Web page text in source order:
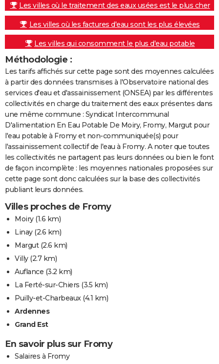
Les villes où le traitement des eaux usées est le plus cher
Les villes où les factures d'eau sont les plus élevées
Les villes qui consomment le plus d'eau potable
Méthodologie :
Les tarifs affichés sur cette page sont des moyennes calculées
à partir des données transmises à l'Observatoire national des
services d'eau et d'assainissement (ONSEA) par les différentes
collectivités en charge du traitement des eaux présentes dans
une même commune : Syndicat Intercommunal
D'alimentation En Eau Potable De Moiry, Fromy, Margut pour
l'eau potable à Fromy et non-communiquée(s) pour
l'assainissement collectif de l'eau à Fromy. A noter que toutes
les collectivités ne partagent pas leurs données ou bien le font
de façon incomplète : les moyennes nationales proposées sur
cette page sont donc calculées sur la base des collectivités
publiant leurs données.
Villes proches de Fromy
Moiry(1.6 km)
Linay(2.6 km)
Margut(2.6 km)
Villy(2.7 km)
Auflance (3.2 km)
La Ferté-sur-Chiers (3.5 km)
Puilly-et-Charbeaux(4.1 km)
Ardennes
Grand Est
En savoir plus sur Fromy
Salaires à Fromy